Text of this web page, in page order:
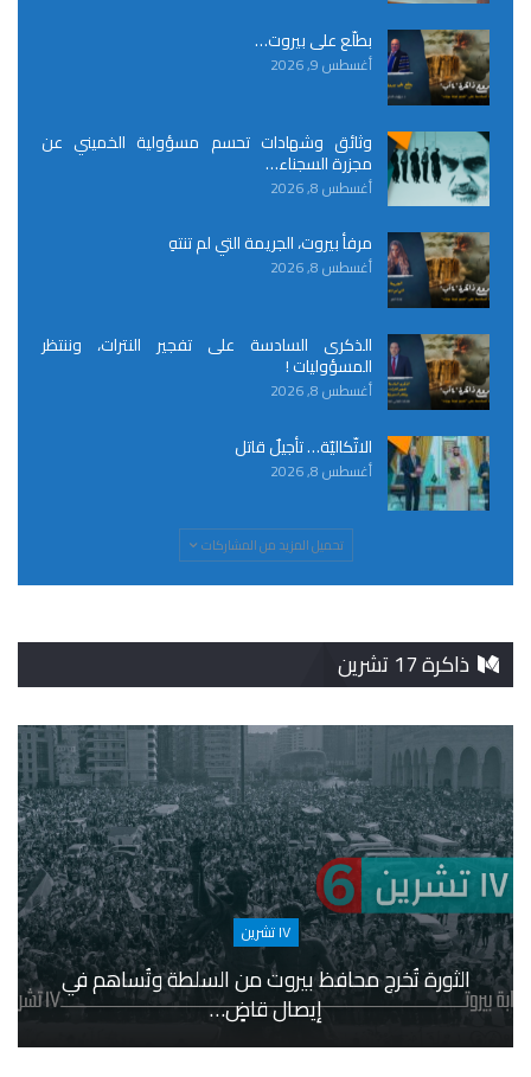
بطلّع على بيروت…
أغسطس 9, 2026
وثائق وشهادات تحسم مسؤولية الخميني عن
مجزرة السجناء…
أغسطس 8, 2026
مرفأ بيروت، الجريمة التي لم تنتهِ
أغسطس 8, 2026
الذكرى السادسة على تفجير النترات، وننتظر
المسؤوليات !
أغسطس 8, 2026
الاتّكاليّة… تأجيلٌ قاتل
أغسطس 8, 2026
تحميل المزيد من المشاركات
ذاكرة 17 تشرين
١٧ تشرين
الثورة تُخرج محافظ بيروت من السلطة وتُساهم في
إيصال قاضٍ…